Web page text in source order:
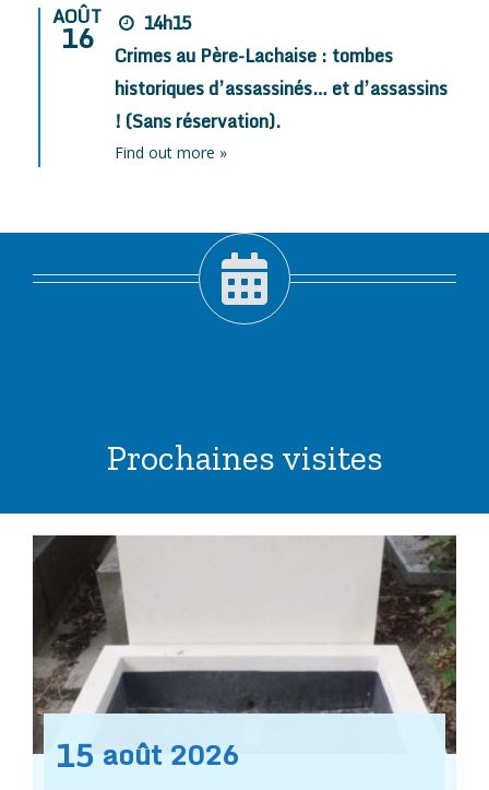
AOÛT
16
14h15
Crimes au Père-Lachaise : tombes
historiques d’assassinés… et d’assassins
! (Sans réservation).
Find out more »
Prochaines visites
15 août 2026